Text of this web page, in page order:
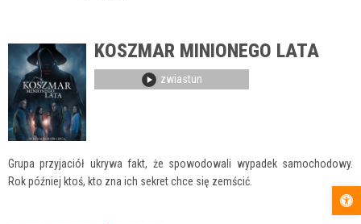
Otwórz
14 53 KOSZMAR MINIONEGO LATA
zwiastun
Grupa przyjaciół ukrywa fakt, że spowodowali wypadek samochodowy.
Rok później ktoś, kto zna ich sekret chce się zemścić.